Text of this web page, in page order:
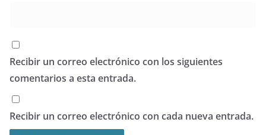
Recibir un correo electrónico con los siguientes
comentarios a esta entrada.
Recibir un correo electrónico con cada nueva entrada.